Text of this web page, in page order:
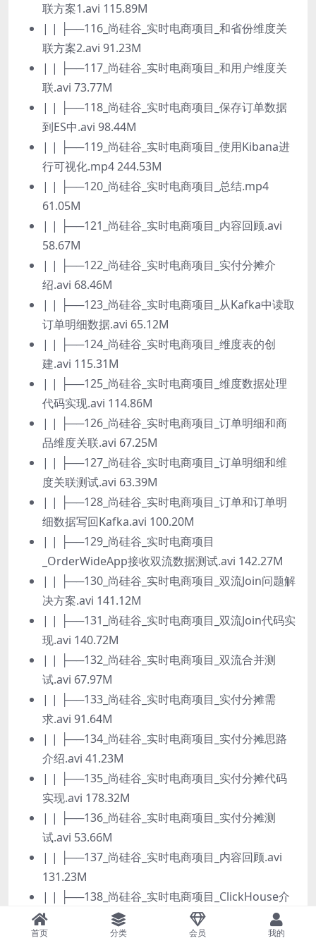
联方案1.avi 115.89M
| | ├──116_尚硅谷_实时电商项目_和省份维度关
联方案2.avi 91.23M
| | ├──117_尚硅谷_实时电商项目_和用户维度关
联.avi 73.77M
| | ├──118_尚硅谷_实时电商项目_保存订单数据
到ES中.avi 98.44M
| | ├──119_尚硅谷_实时电商项目_使用Kibana进
行可视化.mp4 244.53M
| | ├──120_尚硅谷_实时电商项目_总结.mp4
61.05M
| | ├──121_尚硅谷_实时电商项目_内容回顾.avi
58.67M
| | ├──122_尚硅谷_实时电商项目_实付分摊介
绍.avi 68.46M
| | ├──123_尚硅谷_实时电商项目_从Kafka中读取
订单明细数据.avi 65.12M
| | ├──124_尚硅谷_实时电商项目_维度表的创
建.avi 115.31M
| | ├──125_尚硅谷_实时电商项目_维度数据处理
代码实现.avi 114.86M
| | ├──126_尚硅谷_实时电商项目_订单明细和商
品维度关联.avi 67.25M
| | ├──127_尚硅谷_实时电商项目_订单明细和维
度关联测试.avi 63.39M
| | ├──128_尚硅谷_实时电商项目_订单和订单明
细数据写回Kafka.avi 100.20M
| | ├──129_尚硅谷_实时电商项目
_OrderWideApp接收双流数据测试.avi 142.27M
| | ├──130_尚硅谷_实时电商项目_双流Join问题解
决方案.avi 141.12M
| | ├──131_尚硅谷_实时电商项目_双流Join代码实
现.avi 140.72M
| | ├──132_尚硅谷_实时电商项目_双流合并测
试.avi 67.97M
| | ├──133_尚硅谷_实时电商项目_实付分摊需
求.avi 91.64M
| | ├──134_尚硅谷_实时电商项目_实付分摊思路
介绍.avi 41.23M
| | ├──135_尚硅谷_实时电商项目_实付分摊代码
实现.avi 178.32M
| | ├──136_尚硅谷_实时电商项目_实付分摊测
试.avi 53.66M
| | ├──137_尚硅谷_实时电商项目_内容回顾.avi
131.23M
| | ├──138_尚硅谷_实时电商项目_ClickHouse介
绍.avi 139.27M
| | ├──139_尚硅谷_实时电商项目_安装前准备工
首页 分类 会员 我的